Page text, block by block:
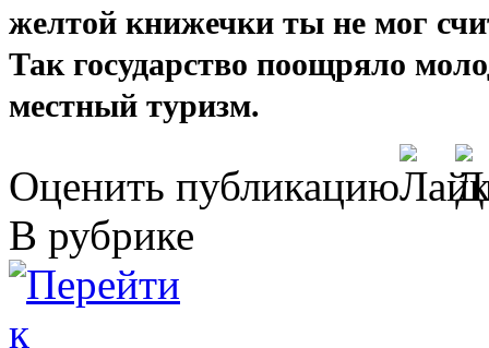
желтой книжечки ты не мог
Так государство поощряло
местный туризм.
Оценить публикацию
В рубрике